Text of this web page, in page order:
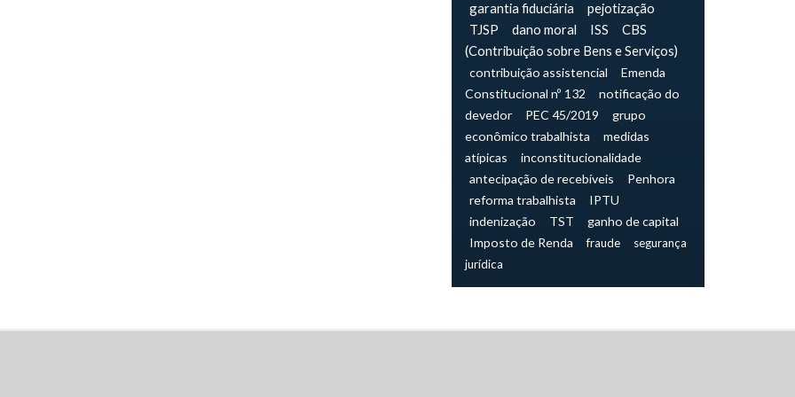
garantia fiduciária
pejotização
TJSP
dano moral ISS
CBS
(Contribuição sobre Bens e Serviços)
contribuição assistencial
Emenda
Constitucional nº 132
notificação do
devedor
PEC 45/2019
grupo
econômico trabalhista
medidas
atípicas
inconstitucionalidade
antecipação de recebíveis
Penhora
reforma trabalhista
IPTU
indenização
TST
ganho de capital
Imposto de Renda
fraude
segurança
jurídica